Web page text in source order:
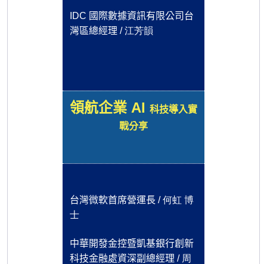
IDC 國際數據資訊有限公司台
灣區總經理 /江芳韻
領航企業 AI 科技導入實
戰分享
台灣微軟首席營運長 /何虹 博
士
中華開發金控暨凱基銀行創新
科技金融處資深副總經理 / 周